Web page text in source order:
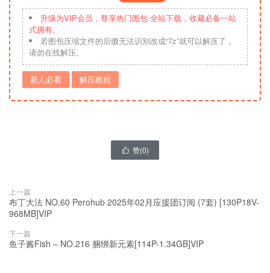
升级为VIP会员，尊享热门图包 全站下载，收藏必备一站
式拥有。
若图包压缩文件的后缀无法识别改成“7z”就可以解压了，
请勿在线解压。
新人必看 解压教程
 赞(0)
上一篇
布丁大法 NO.60 Perohub 2025年02月应援团订阅 (7套) [130P18V-
968MB]VIP
下一篇
鱼子酱Fish – NO.216 捆绑新元素[114P-1.34GB]VIP